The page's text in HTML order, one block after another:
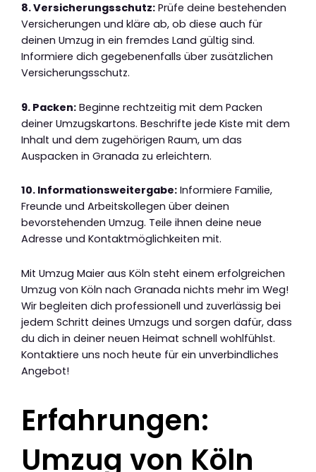
8. Versicherungsschutz: Prüfe deine bestehenden
Versicherungen und kläre ab, ob diese auch für
deinen Umzug in ein fremdes Land gültig sind.
Informiere dich gegebenenfalls über zusätzlichen
Versicherungsschutz.
9. Packen: Beginne rechtzeitig mit dem Packen
deiner Umzugskartons. Beschrifte jede Kiste mit dem
Inhalt und dem zugehörigen Raum, um das
Auspacken in Granada zu erleichtern.
10. Informationsweitergabe: Informiere Familie,
Freunde und Arbeitskollegen über deinen
bevorstehenden Umzug. Teile ihnen deine neue
Adresse und Kontaktmöglichkeiten mit.
Mit Umzug Maier aus Köln steht einem erfolgreichen
Umzug von Köln nach Granada nichts mehr im Weg!
Wir begleiten dich professionell und zuverlässig bei
jedem Schritt deines Umzugs und sorgen dafür, dass
du dich in deiner neuen Heimat schnell wohlfühlst.
Kontaktiere uns noch heute für ein unverbindliches
Angebot!
Erfahrungen:
Umzug von Köln